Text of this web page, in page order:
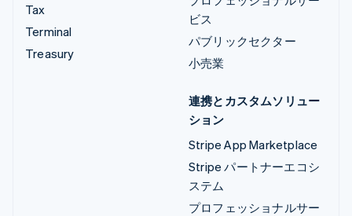
Tax
Terminal
Treasury
ビス
パブリックセクター
小売業
連携とカスタムソリュー
ション
Stripe App Marketplace
Stripe パートナーエコシ
ステム
プロフェッショナルサー